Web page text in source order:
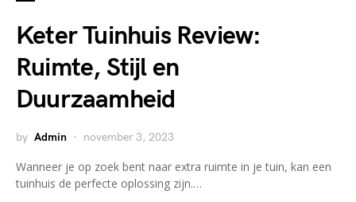
Keter Tuinhuis Review:
Ruimte, Stijl en
Duurzaamheid
by Admin november 3, 2023
Wanneer je op zoek bent naar extra ruimte in je tuin, kan een
tuinhuis de perfecte oplossing zijn.…